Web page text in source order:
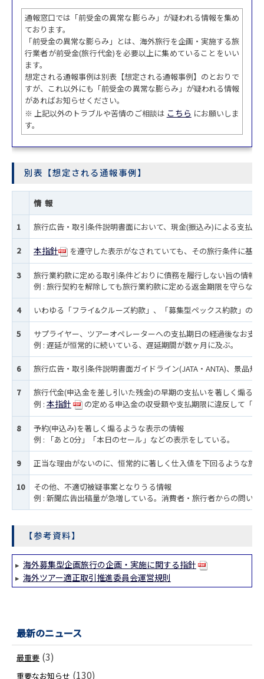
通報窓口では「前受金の異常な膨らみ」が疑われる情報を集め
ております。
「前受金の異常な膨らみ」とは、海外旅行を企画・実施する旅
行業者が前受金(旅行代金)を必要以上に集めていることをいい
ます。
想定される通報事例は別表【想定される通報事例】のとおりで
すが、これ以外にも「前受金の異常な膨らみ」が疑われる情報
があればお知らせください。
※ 上記以外のトラブルや苦情のご相談は こちら にお願いしま
す。
別表【想定される通報事例】
情 報
1 旅行広告・取引条件説明書面において、現金(振込み)による支払
2 本指針 を遵守した表示がなされていても、その旅行条件に基
3
旅行業約款に定める取引条件どおりに債務を履行しない旨の情報
例 : 旅行契約を解除しても旅行業約款に定める返金期限を守らない
4 いわゆる「フライ&クルーズ約款」、「募集型ペックス約款」の
5
サプライヤー、ツアーオペレーターへの支払期日の経過後なお支
例 : 遅延が恒常的に続いている、遅延期間が数ヶ月に及ぶ。
6 旅行広告・取引条件説明書面ガイドライン(JATA・ANTA)、景品
7
旅行代金(申込金を差し引いた残金)の早期の支払いを著しく煽る表
例 : 本指針 の定める申込金の収受額や支払期限に違反して「
8
予約(申込み)を著しく煽るような表示の情報
例 : 「あと0分」「本日のセール」などの表示をしている。
9 正当な理由がないのに、恒常的に著しく仕入値を下回るような旅
10
その他、不適切被疑事案となりうる情報
例 : 新聞広告出稿量が急増している。消費者・旅行者からの問い
【参考資料】
▸ 海外募集型企画旅行の企画・実施に関する指針
▸ 海外ツアー適正取引推進委員会運営規則
最新のニュース
最重要 (3)
重要なお知らせ (130)